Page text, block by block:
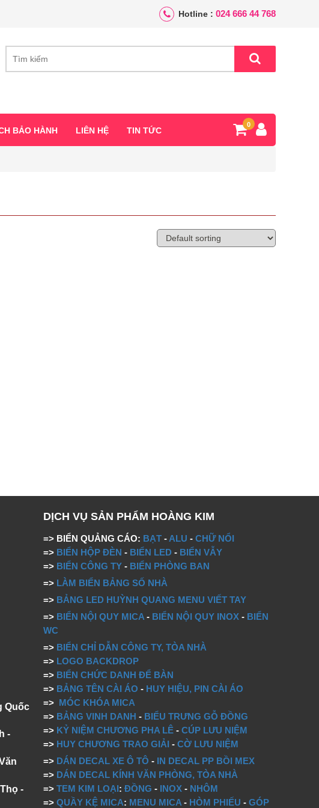
Hotline : 024 666 44 768
BẢO HÀNH LIÊN HỆ TIN TỨC
0
Quốc
-
-
DỊCH VỤ SẢN PHẨM HOÀNG KIM
=> BIỂN QUẢNG CÁO: BẠT - ALU -CHỮ NỔI
=> BIỂN HỘP ĐÈN - BIỂN LED - BIỂN VẪY
=> BIỂN CÔNG TY - BIỂN PHÒNG BAN
=> LÀM BIỂN BẢNG SỐ NHÀ
=> BẢNG LED HUỲNH QUANG MENU VIẾT TAY
=> BIỂN NỘI QUY MICA - BIỂN NỘI QUY INOX - BIỂN
WC
=> BIỂN CHỈ DẪN CÔNG TY, TÒA NHÀ
=> LOGO BACKDROP
=> BIỂN CHỨC DANH ĐỂ BÀN
=> BẢNG TÊN CÀI ÁO - HUY HIỆU, PIN CÀI ÁO
=> MÓC KHÓA MICA
=> BẢNG VINH DANH - BIỂU TRƯNG GỖ ĐỒNG
=> KỶ NIỆM CHƯƠNG PHA LÊ -CÚP LƯU NIỆM
=> HUY CHƯƠNG TRAO GIẢI -CỜ LƯU NIỆM
=> DÁN DECAL XE Ô TÔ - IN DECAL PP BỒI MEX
=> DÁN DECAL KÍNH VĂN PHÒNG, TÒA NHÀ
=>TEM KIM LOẠI:ĐỒNG - INOX - NHÔM
=>QUẦY KỆ MICA: MENU MICA - HÒM PHIẾU -GÓP